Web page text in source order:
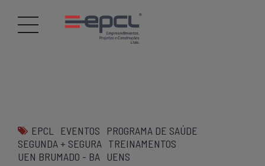
EPCL EVENTOS
PROGRAMA DE SAÚDE
SEGUNDA + SEGURA TREINAMENTOS
UEN BRUMADO - BA UENS